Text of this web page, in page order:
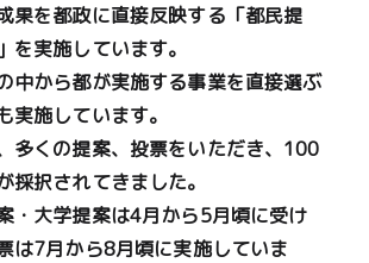
果を都政に直接反映する「都民提
を実施しています。
中から都が実施する事業を直接選ぶ
実施しています。
多くの提案、投票をいただき、100
採択されてきました。
・大学提案は4月から5月頃に受け
は7月から8月頃に実施していま